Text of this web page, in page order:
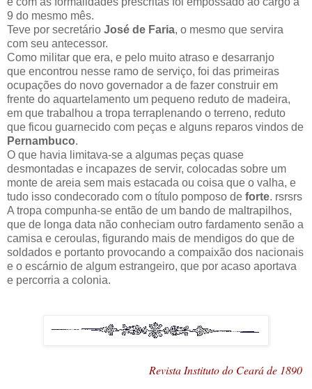
9 do mesmo mês.
Teve por secretário José de Faria, o mesmo que servira
com seu antecessor.
Como militar que era, e pelo muito atraso e desarranjo
que encontrou nesse ramo de serviço, foi das primeiras
ocupações do novo governador a de fazer construir em
frente do aquartelamento um pequeno reduto de madeira,
em que trabalhou a tropa terraplenando o terreno, reduto
que ficou guarnecido com peças e alguns reparos vindos de
Pernambuco.
O que havia limitava-se a algumas peças quase
desmontadas e incapazes de servir, colocadas sobre um
monte de areia sem mais estacada ou coisa que o valha, e
tudo isso condecorado com o título pomposo de forte. rsrsrs
A tropa compunha-se então de um bando de maltrapilhos,
que de longa data não conheciam outro fardamento senão a
camisa e ceroulas, figurando mais de mendigos do que de
soldados e portanto provocando a compaixão dos nacionais
e o escárnio de algum estrangeiro, que por acaso aportava
e percorria a colonia.
Revista Instituto do Ceará de 1890